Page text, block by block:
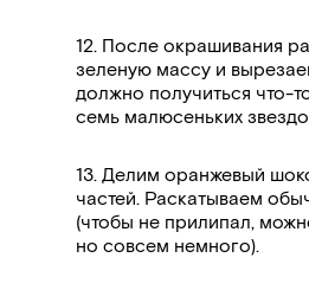
12. После окрашивания
зеленую массу и
должно получиться что-
семь малюсеньких
13. Делим оранжевый
частей. Раскатываем
(чтобы не прилипал,
но совсем немного).